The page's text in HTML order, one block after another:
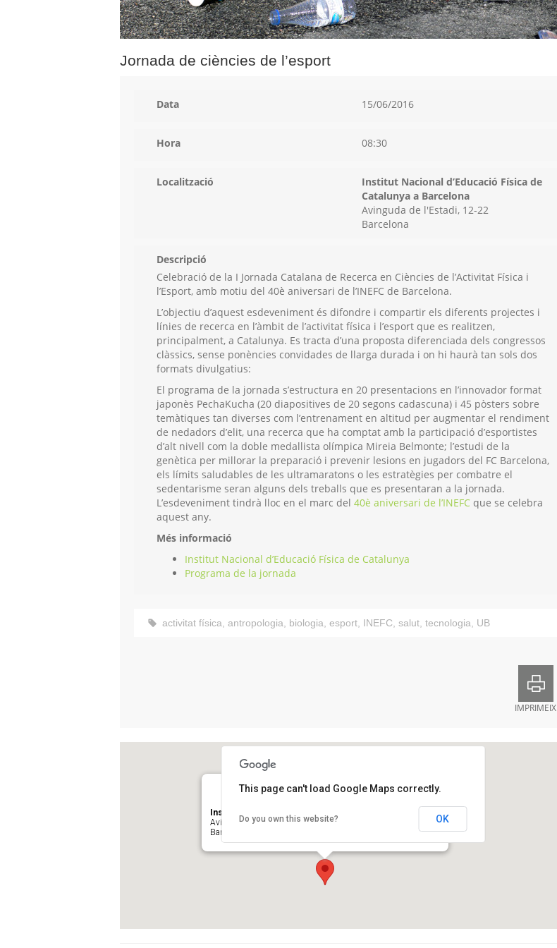
Jornada de ciències de l’esport
Data 15/06/2016
Hora 08:30
Localització
Institut Nacional d’Educació Física de
Catalunya a Barcelona
Avinguda de l'Estadi, 12-22
Barcelona
Descripció
Celebració de la I Jornada Catalana de Recerca en Ciències de l’Activitat Física i
l’Esport, amb motiu del 40è aniversari de l’INEFC de Barcelona.
L’objectiu d’aquest esdeveniment és difondre i compartir els diferents projectes i
línies de recerca en l’àmbit de l’activitat física i l’esport que es realitzen,
principalment, a Catalunya. Es tracta d’una proposta diferenciada dels congressos
clàssics, sense ponències convidades de llarga durada i on hi haurà tan sols dos
formats divulgatius:
El programa de la jornada s’estructura en 20 presentacions en l’innovador format
japonès PechaKucha (20 diapositives de 20 segons cadascuna) i 45 pòsters sobre
temàtiques tan diverses com l’entrenament en altitud per augmentar el rendiment
de nedadors d’elit, una recerca que ha comptat amb la participació d’esportistes
d’alt nivell com la doble medallista olímpica Mireia Belmonte; l’estudi de la
genètica per millorar la preparació i prevenir lesions en jugadors del FC Barcelona,
els límits saludables de les ultramaratons o les estratègies per combatre el
sedentarisme seran alguns dels treballs que es presentaran a la jornada.
L’esdeveniment tindrà lloc en el marc del 40è aniversari de l’INEFC que se celebra
aquest any.
Més informació
Institut Nacional d’Educació Física de Catalunya
Programa de la jornada
activitat física, antropologia, biologia, esport, INEFC, salut, tecnologia, UB
IMPRIMEIX
Institut Nacional d’Educació Física de Catalunya a Barcelona
Avinguda de l'Estadi, 12-22
Barcelona
This page can't load Google Maps correctly.
Do you own this website? OK